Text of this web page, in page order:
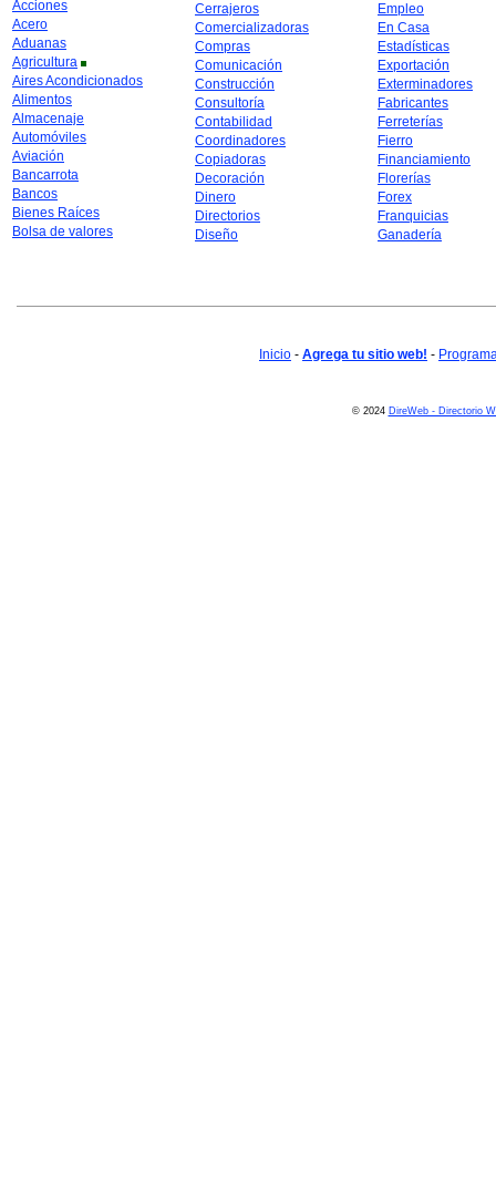
Acciones
Acero
Aduanas
Agricultura
Aires Acondicionados
Alimentos
Almacenaje
Automóviles
Aviación
Bancarrota
Bancos
Bienes Raíces
Bolsa de valores
Cerrajeros
Comercializadoras
Compras
Comunicación
Construcción
Consultoría
Contabilidad
Coordinadores
Copiadoras
Decoración
Dinero
Directorios
Diseño
Empleo
En Casa
Estadísticas
Exportación
Exterminadores
Fabricantes
Ferreterías
Fierro
Financiamiento
Florerías
Forex
Franquicias
Ganadería
Inicio - Agrega tu sitio web! -
© 2024 DireWeb - Directorio